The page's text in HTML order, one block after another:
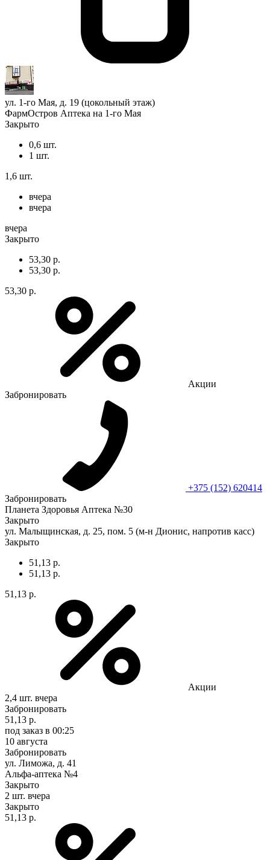
ул. 1-го Мая, д. 19 (цокольный этаж)
ФармОстров Аптека на 1-го Мая
Закрыто
0,6 шт.
1 шт.
1,6 шт.
вчера
вчера
вчера
Закрыто
53,30 р.
53,30 р.
53,30 р.
Акции
Забронировать
+375 (152) 620414
Забронировать
Планета Здоровья Аптека №30
Закрыто
ул. Малыщинская, д. 25, пом. 5 (м-н Дионис, напротив касс)
Закрыто
51,13 р.
51,13 р.
51,13 р.
Акции
2,4 шт. вчера
Забронировать
51,13 р.
под заказ в 00:25
10 августа
Забронировать
ул. Лиможа, д. 41
Альфа-аптека №4
Закрыто
2 шт. вчера
Закрыто
51,13 р.